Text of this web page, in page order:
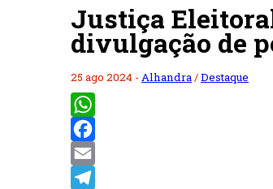
Justiça
divulgação de
25 ago 2024 -Alhandra/Destaque
WhatsApp
Facebook
Email